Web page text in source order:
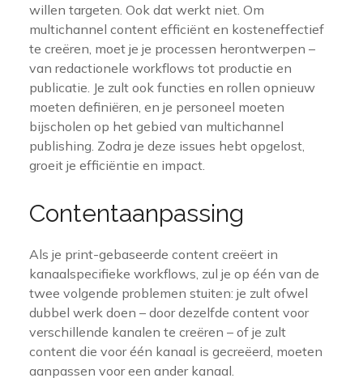
willen targeten. Ook dat werkt niet. Om
multichannel content efficiënt en kosteneffectief
te creëren, moet je je processen herontwerpen –
van redactionele workflows tot productie en
publicatie. Je zult ook functies en rollen opnieuw
moeten definiëren, en je personeel moeten
bijscholen op het gebied van multichannel
publishing. Zodra je deze issues hebt opgelost,
groeit je efficiëntie en impact.
Contentaanpassing
Als je print-gebaseerde content creëert in
kanaalspecifieke workflows, zul je op één van de
twee volgende problemen stuiten: je zult ofwel
dubbel werk doen – door dezelfde content voor
verschillende kanalen te creëren – of je zult
content die voor één kanaal is gecreëerd, moeten
aanpassen voor een ander kanaal.